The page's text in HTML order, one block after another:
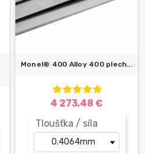
Monel® 400 Alloy 400 plech...
4 273,48 €
Tloušťka / síla